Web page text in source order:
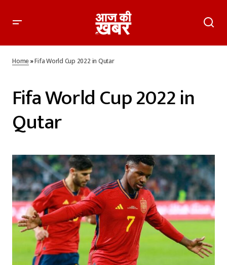
Home»Fifa World Cup 2022 in Qutar
Fifa World Cup 2022 in
Qutar